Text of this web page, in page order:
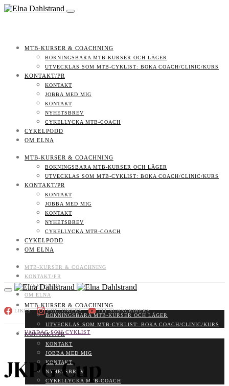
MTB-KURSER & COACHNING
BOKNINGSBARA MTB-KURSER OCH LÄGER
UTVECKLAS SOM MTB-CYKLIST: BOKA COACH/CLINIC/KURS
KONTAKT/PR
KONTAKT
JOBBA MED MIG
KONTAKT
NYHETSBREV
CYKELLYCKA MTB-COACH
CYKELPODD
OM ELNA
MTB-KURSER & COACHNING
BOKNINGSBARA MTB-KURSER OCH LÄGER
UTVECKLAS SOM MTB-CYKLIST: BOKA COACH/CLINIC/KURS
KONTAKT/PR
KONTAKT
JOBBA MED MIG
KONTAKT
NYHETSBREV
CYKELLYCKA MTB-COACH
CYKELPODD
OM ELNA
MTB-KURSER & COACHNING
KONTAKT/PR
CYKELPODD
OM ELNA
LIKES FOLLOWERS 711 SUBSCRIBERS
MTB-KURSER & COACHNING
BOKNINGSBARA MTB-KURSER OCH LÄGER
UTVECKLAS SOM MTB-CYKLIST: BOKA COACH/CLINIC/KURS
KONTAKT/PR
KONTAKT
JOBBA MED MIG
KONTAKT
NYHETSBREV
CYKELLYCKA MTB-COACH
VARDAG SOM CYKLIST
JKPG Cup